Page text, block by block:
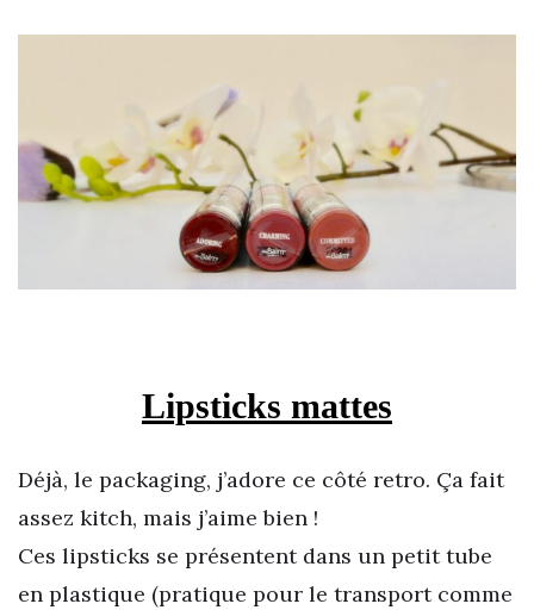
Lipsticks mattes
Déjà, le packaging, j’adore ce côté retro. Ça fait
assez kitch, mais j’aime bien !
Ces lipsticks se présentent dans un petit tube
en plastique (pratique pour le transport comme